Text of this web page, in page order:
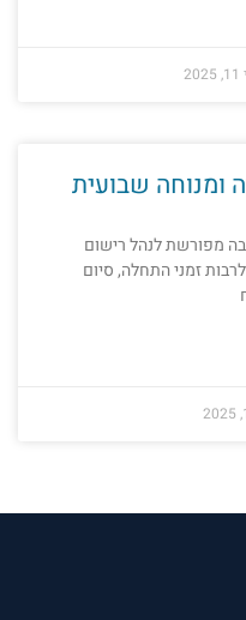
ומנוחה שבועית
מפורשת לנהל רישום
זמני התחלה, סיום